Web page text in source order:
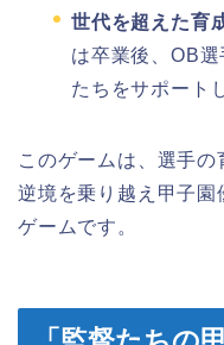
世代を超えた育
は卒業後、OB
たちをサポート
このゲームは、選手の
逆境を乗り越え甲子園
ゲームです。